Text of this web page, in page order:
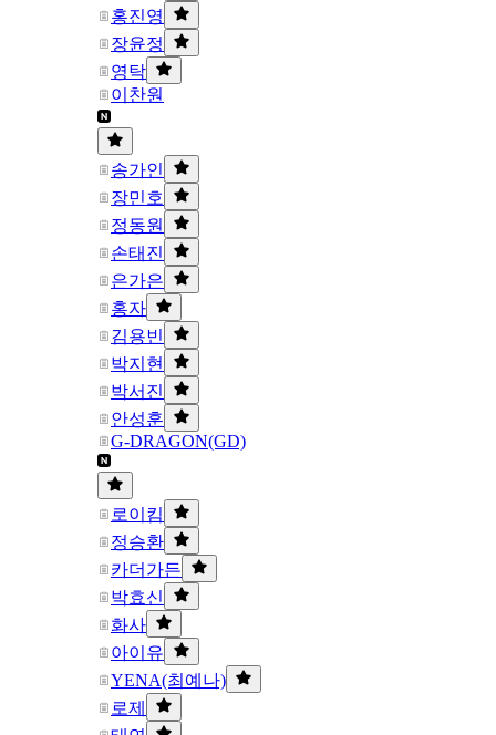
홍진영
장윤정
영탁
이찬원
송가인
장민호
정동원
손태진
은가은
홍자
김용빈
박지현
박서진
안성훈
G-DRAGON(GD)
로이킴
정승환
카더가든
박효신
화사
아이유
YENA(최예나)
로제